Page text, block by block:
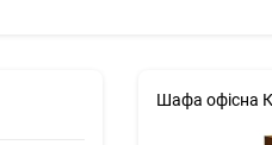
Шафа офісна